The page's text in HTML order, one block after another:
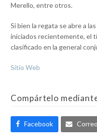
Merello, entre otros.
Si bien la regata se abre a
iniciados recientemente, el
clasificado en la general
Sitio Web
Compártelo
Facebook